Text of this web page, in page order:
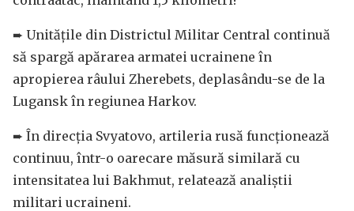
➨ Unitățile din Districtul Militar Central continuă
să spargă apărarea armatei ucrainene în
apropierea râului Zherebets, deplasându-se de la
Lugansk în regiunea Harkov.
➨ În direcția Svyatovo, artileria rusă funcționează
continuu, într-o oarecare măsură similară cu
intensitatea lui Bakhmut, relatează analiștii
militari ucraineni.